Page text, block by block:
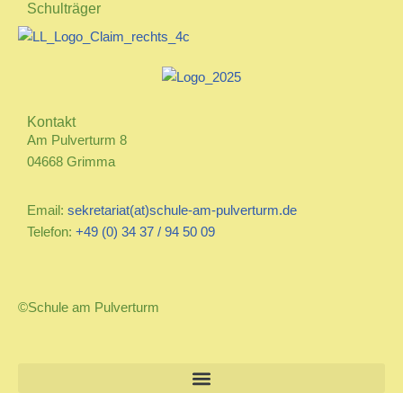
Schulträger
Kontakt
Am Pulverturm 8
04668 Grimma
Email: sekretariat(at)schule-am-pulverturm.de
Telefon: +49 (0) 34 37 / 94 50 09
©Schule am Pulverturm